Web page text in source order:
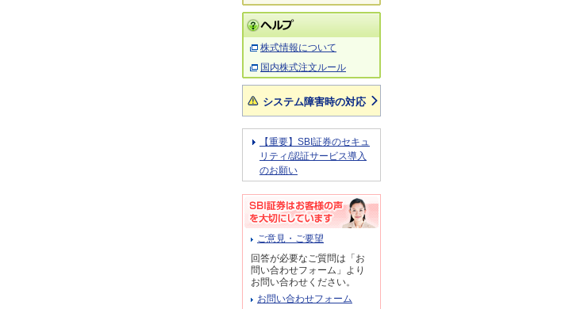
株式情報について
国内株式注文ルール
システム障害時の対応
【重要】SBI証券のセキュ
リティ/認証サービス導入
のお願い
ご意見・ご要望
回答が必要なご質問は「お
問い合わせフォーム」より
お問い合わせください。
お問い合わせフォーム